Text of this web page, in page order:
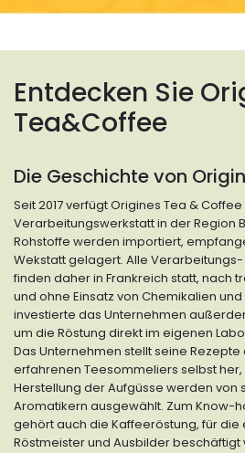
Entdecken Sie
Tea&Coffee
Die Geschichte von
Seit 2017 verfügt Origines Tea &
Verarbeitungswerkstatt in der Region
Rohstoffe werden importiert,
Wekstatt gelagert. Alle
finden daher in Frankreich statt, nach
und ohne Einsatz von Chemikalien und
investierte das Unternehmen
um die Röstung direkt im eigenen
Das Unternehmen stellt seine
erfahrenen Teesommeliers selbst
Herstellung der Aufgüsse werden von
Aromatikern ausgewählt. Zum Know-
gehört auch die Kaffeeröstung, für die
Röstmeister und Ausbilder beschäftigt